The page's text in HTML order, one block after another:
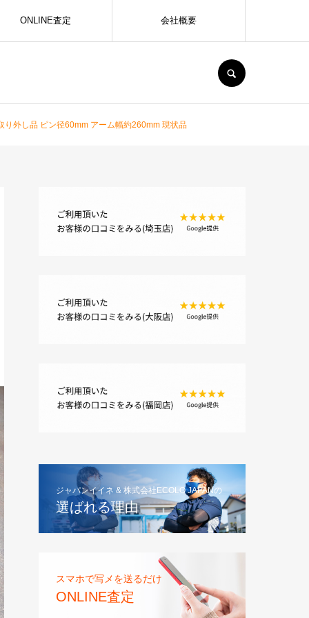
ONLINE査定 会社概要
外し品 ピン径60mm アーム幅約260mm 現状品
ジャパンイイネ & 株式会社ECOLO JAPANの
選ばれる理由
スマホで写メを送るだけ
ONLINE査定